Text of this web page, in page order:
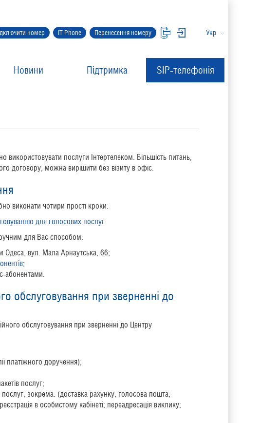
номер IT Phone Перенесення номеру Укр
Новини Підтримка SIP-телефонія
послуги Інтертелеком. Більшість питань,
договору, можна вирішити без візиту в офіс.
виконати чотири прості кроки:
для голосових послуг
для Вас способом:
Одеса, вул. Мала Арнаутська, 66;
;
абонентами.
обслуговування при зверненні до
обслуговування при зверненні до Центру
платіжного доручення);
послуг;
зокрема: (доставка рахунку; голосова пошта;
в особистому кабінеті; переадресація виклику;